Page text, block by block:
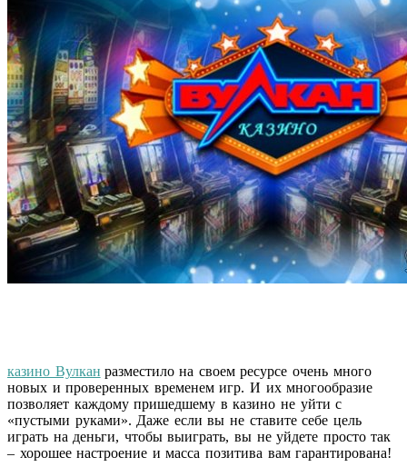
казино Вулкан разместило на своем ресурсе очень много
новых и проверенных временем игр. И их многообразие
позволяет каждому пришедшему в казино не уйти с
«пустыми руками». Даже если вы не ставите себе цель
играть на деньги, чтобы выиграть, вы не уйдете просто так
– хорошее настроение и масса позитива вам гарантирована!